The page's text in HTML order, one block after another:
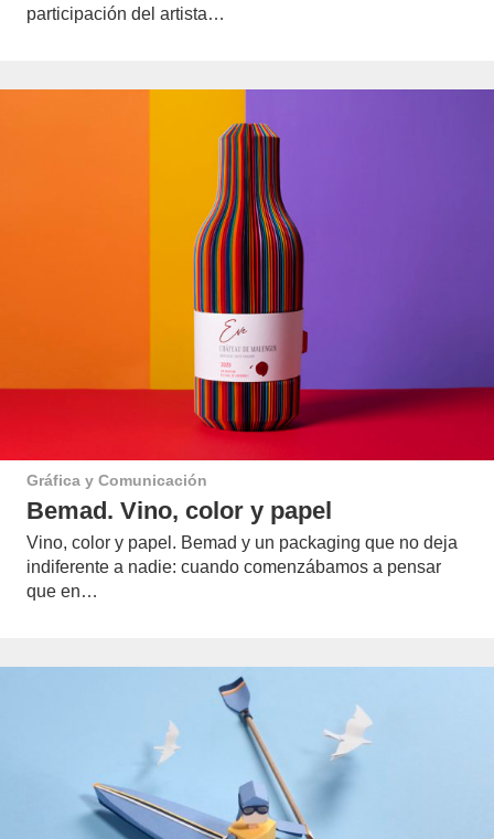
participación del artista…
Gráfica y Comunicación
Bemad. Vino, color y papel
Vino, color y papel. Bemad y un packaging que no deja
indiferente a nadie: cuando comenzábamos a pensar
que en…